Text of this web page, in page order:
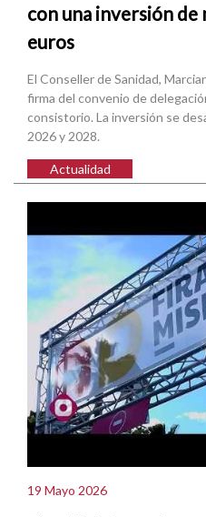
con una inversión de
euros
El Conseller de Sanidad,
firma del convenio de
consistorio. La inversión se
2026 y 2028.
Actualidad
19 Mayo 2026